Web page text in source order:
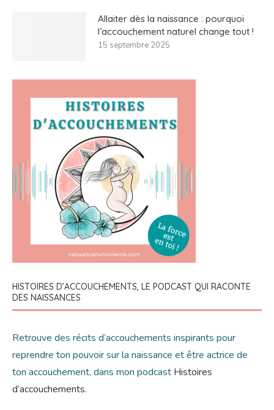
Allaiter dès la naissance : pourquoi
l’accouchement naturel change tout !
15 septembre 2025
HISTOIRES D’ACCOUCHEMENTS, LE PODCAST QUI RACONTE
DES NAISSANCES
Retrouve des récits d’accouchements inspirants pour
reprendre ton pouvoir sur la naissance et être actrice de
ton accouchement, dans mon podcast Histoires
d’accouchements.